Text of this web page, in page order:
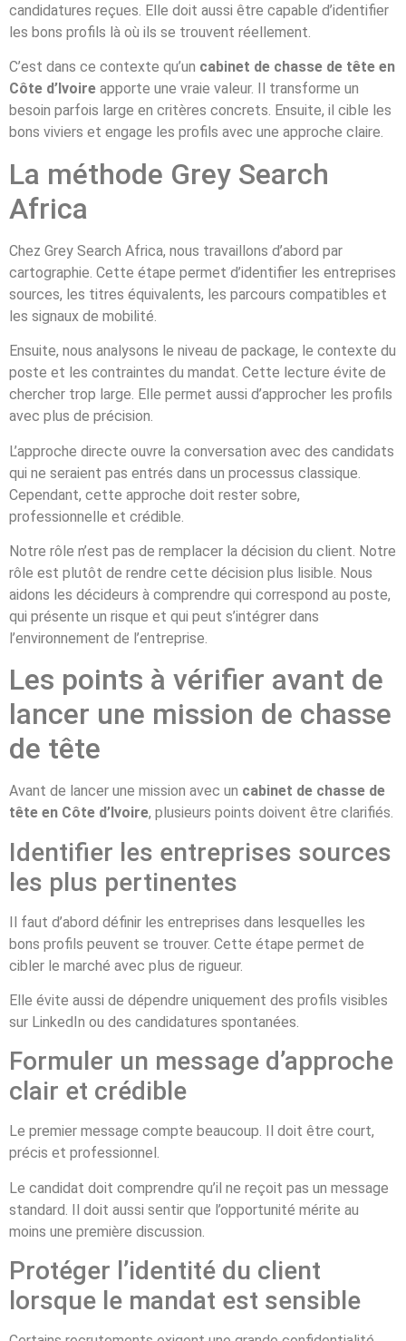
candidatures reçues. Elle doit aussi être capable d’identifier
les bons profils là où ils se trouvent réellement.
C’est dans ce contexte qu’un cabinet de chasse de tête en
Côte d’Ivoire apporte une vraie valeur. Il transforme un
besoin parfois large en critères concrets. Ensuite, il cible les
bons viviers et engage les profils avec une approche claire.
La méthode Grey Search
Africa
Chez Grey Search Africa, nous travaillons d’abord par
cartographie. Cette étape permet d’identifier les entreprises
sources, les titres équivalents, les parcours compatibles et
les signaux de mobilité.
Ensuite, nous analysons le niveau de package, le contexte du
poste et les contraintes du mandat. Cette lecture évite de
chercher trop large. Elle permet aussi d’approcher les profils
avec plus de précision.
L’approche directe ouvre la conversation avec des candidats
qui ne seraient pas entrés dans un processus classique.
Cependant, cette approche doit rester sobre,
professionnelle et crédible.
Notre rôle n’est pas de remplacer la décision du client. Notre
rôle est plutôt de rendre cette décision plus lisible. Nous
aidons les décideurs à comprendre qui correspond au poste,
qui présente un risque et qui peut s’intégrer dans
l’environnement de l’entreprise.
Les points à vérifier avant de
lancer une mission de chasse
de tête
Avant de lancer une mission avec un cabinet de chasse de
tête en Côte d’Ivoire, plusieurs points doivent être clarifiés.
Identifier les entreprises sources
les plus pertinentes
Il faut d’abord définir les entreprises dans lesquelles les
bons profils peuvent se trouver. Cette étape permet de
cibler le marché avec plus de rigueur.
Elle évite aussi de dépendre uniquement des profils visibles
sur LinkedIn ou des candidatures spontanées.
Formuler un message d’approche
clair et crédible
Le premier message compte beaucoup. Il doit être court,
précis et professionnel.
Le candidat doit comprendre qu’il ne reçoit pas un message
standard. Il doit aussi sentir que l’opportunité mérite au
moins une première discussion.
Protéger l’identité du client
lorsque le mandat est sensible